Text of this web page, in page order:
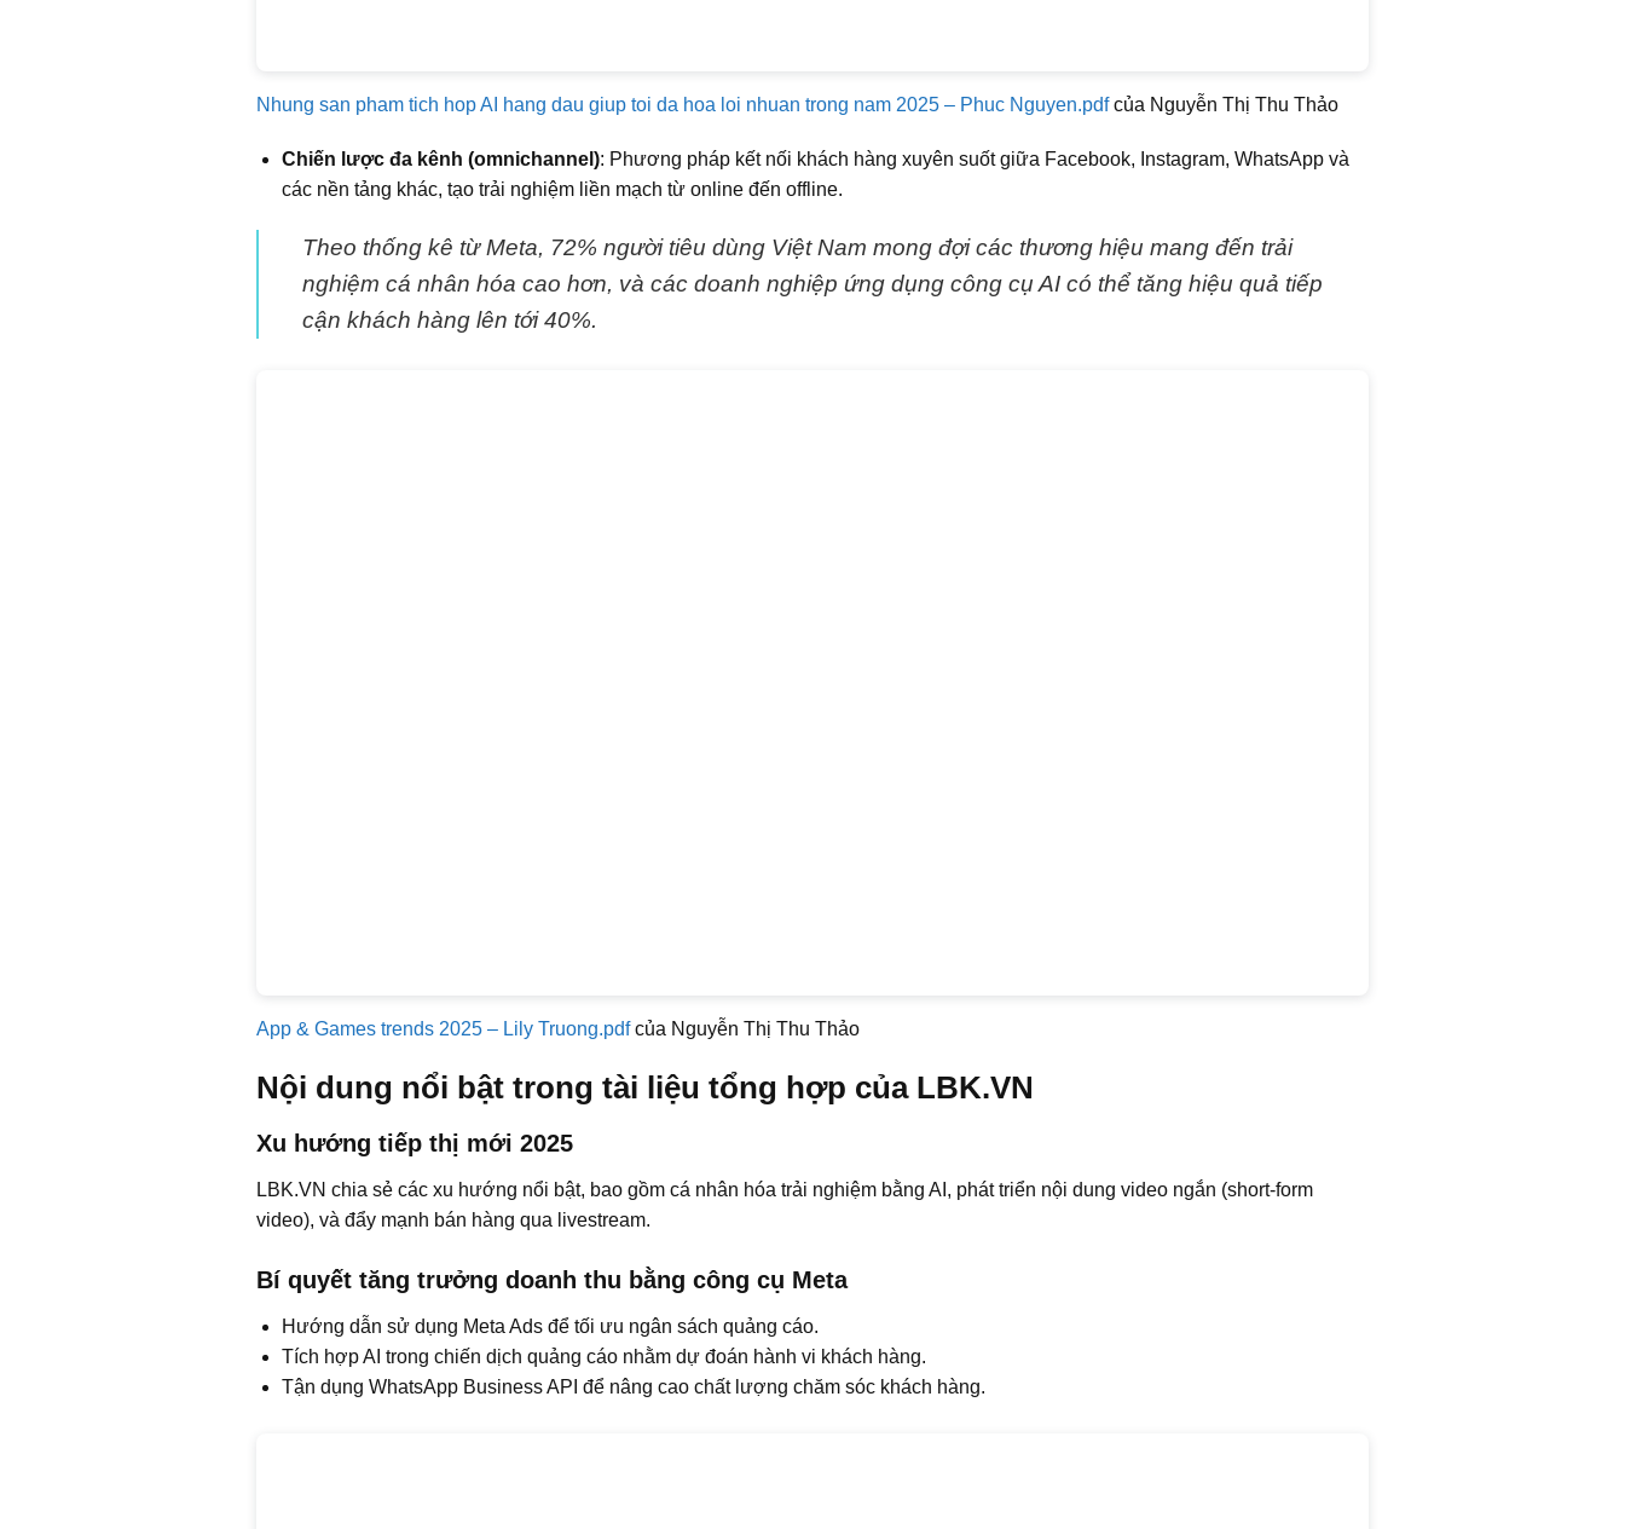
Nhung san pham tich hop AI hang dau giup toi da hoa loi nhuan trong nam 2025 – Phuc Nguyen.pdfcủa Nguyễn Thị Thu Thảo
Chiến lược đa kênh (omnichannel): Phương pháp kết nối khách hàng xuyên suốt giữa Facebook, Instagram, WhatsApp và
các nền tảng khác, tạo trải nghiệm liền mạch từ online đến offline.
Theo thống kê từ Meta, 72% người tiêu dùng Việt Nam mong đợi các thương hiệu mang đến trải
nghiệm cá nhân hóa cao hơn, và các doanh nghiệp ứng dụng công cụ AI có thể tăng hiệu quả tiếp
cận khách hàng lên tới 40%.
App & Games trends 2025 – Lily Truong.pdfcủa Nguyễn Thị Thu Thảo
Nội dung nổi bật trong tài liệu tổng hợp của LBK.VN
Xu hướng tiếp thị mới 2025
LBK.VN chia sẻ các xu hướng nổi bật, bao gồm cá nhân hóa trải nghiệm bằng AI, phát triển nội dung video ngắn (short-form
video), và đẩy mạnh bán hàng qua livestream.
Bí quyết tăng trưởng doanh thu bằng công cụ Meta
Hướng dẫn sử dụng Meta Ads để tối ưu ngân sách quảng cáo.
Tích hợp AI trong chiến dịch quảng cáo nhằm dự đoán hành vi khách hàng.
Tận dụng WhatsApp Business API để nâng cao chất lượng chăm sóc khách hàng.